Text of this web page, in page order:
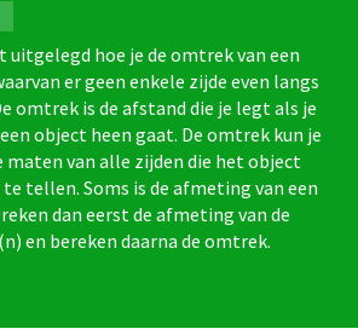
uitgelegd hoe je de omtrek van een
er geen enkele zijde even langs
omtrek is de afstand die je legt als je
object heen gaat. De omtrek kun je
maten van alle zijden die het object
tellen. Soms is de afmeting van een
dan eerst de afmeting van de
en bereken daarna de omtrek.